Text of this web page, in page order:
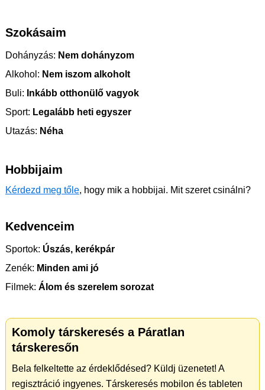
Szokásaim
Dohányzás: Nem dohányzom
Alkohol: Nem iszom alkoholt
Buli: Inkább otthonülő vagyok
Sport: Legalább heti egyszer
Utazás: Néha
Hobbijaim
Kérdezd meg tőle, hogy mik a hobbijai. Mit szeret csinálni?
Kedvenceim
Sportok: Úszás, kerékpár
Zenék: Minden ami jó
Filmek: Álom és szerelem sorozat
Komoly társkeresés a Páratlan
társkeresőn
Bela felkeltette az érdeklődésed? Küldj üzenetet! A
regisztráció ingyenes. Társkeresés mobilon és tableten